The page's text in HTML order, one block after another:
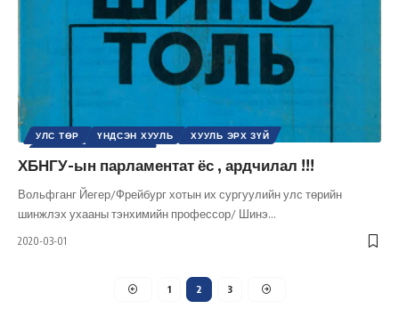
УЛС ТӨР ҮНДСЭН ХУУЛЬ
ХУУЛЬ ЭРХ ЗҮЙ
ХБНГУ-ын парламентат ёс , ардчилал !!!
Вольфганг Йегер/Фрейбург хотын их сургуулийн улс төрийн
шинжлэх ухааны тэнхимийн профессор/ Шинэ…
2020-03-01
1 2 3